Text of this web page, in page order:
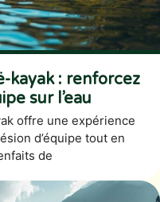
kayak : renforcez
sur l’eau
offre une expérience
d’équipe tout en
de